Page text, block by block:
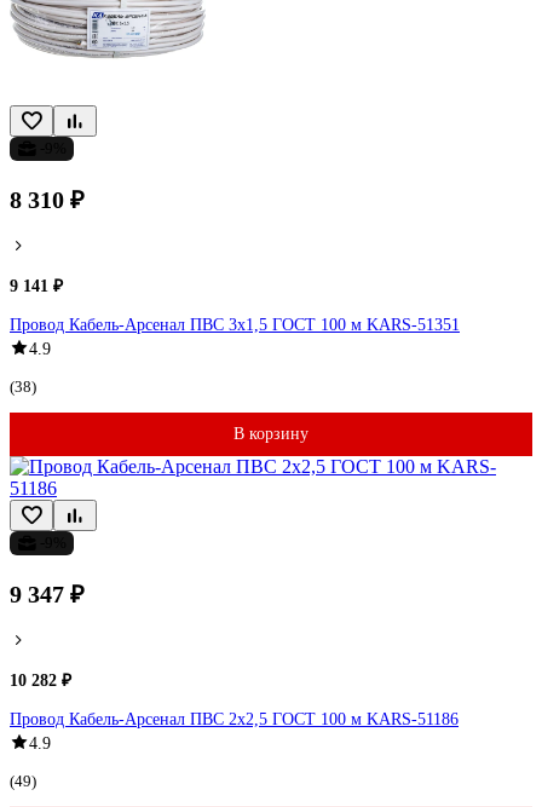
8 310 ₽
9 141 ₽
Провод Кабель-Арсенал ПВС 3х1,5 ГОСТ 100 м KARS-51351
4.9
(38)
В корзину
9 347 ₽
10 282 ₽
Провод Кабель-Арсенал ПВС 2х2,5 ГОСТ 100 м KARS-51186
4.9
(49)